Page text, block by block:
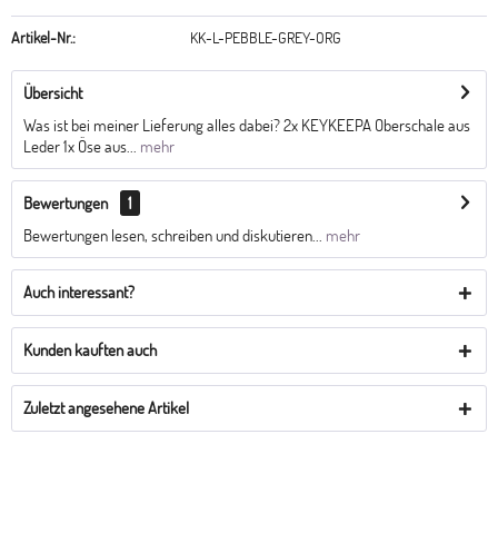
Artikel-Nr.: KK-L-PEBBLE-GREY-ORG
Übersicht
Was ist bei meiner Lieferung alles dabei? 2x KEYKEEPA Oberschale aus
Leder 1x Öse aus...
mehr
Bewertungen
1
Bewertungen lesen, schreiben und diskutieren...
mehr
Auch interessant?
Kunden kauften auch
Zuletzt angesehene Artikel